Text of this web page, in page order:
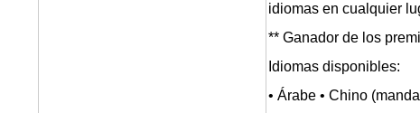
idiomas en cualquier
** Ganador de los
Idiomas disponibles:
• Árabe • Chino